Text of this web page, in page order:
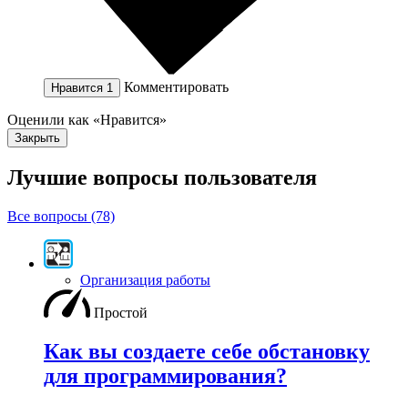
Нравится 1 Комментировать
Оценили как «Нравится»
Закрыть
Лучшие вопросы пользователя
Все вопросы (78)
Организация работы
Простой
Как вы создаете себе обстановку
для программирования?